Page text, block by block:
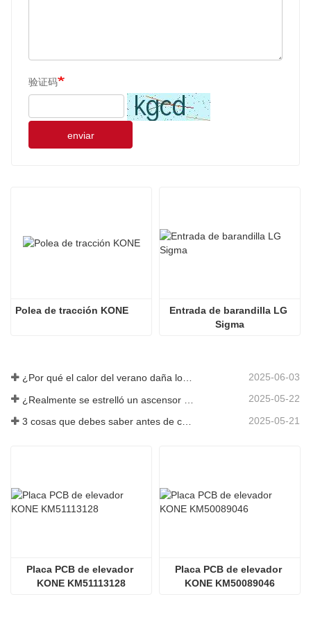
验证码
enviar
Polea de tracción KONE
Entrada de barandilla LG
Sigma
¿Por qué el calor del verano daña los ascensores? 2025-06-03
2025-05-22
2025-05-21
Placa PCB de elevador
KONE KM51113128
Placa PCB de elevador
KONE KM50089046